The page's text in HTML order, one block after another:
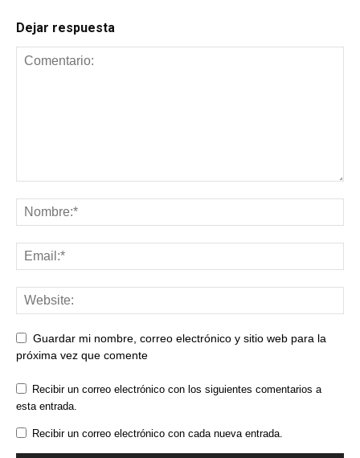
Dejar respuesta
Guardar mi nombre, correo electrónico y sitio web para la
próxima vez que comente
Recibir un correo electrónico con los siguientes comentarios a
esta entrada.
Recibir un correo electrónico con cada nueva entrada.